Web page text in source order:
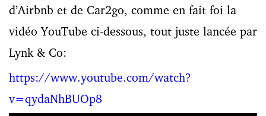
d’Airbnb et de Car2go, comme en fait foi la
vidéo YouTube ci-dessous, tout juste lancée par
Lynk & Co:
https://www.youtube.com/watch?
v=qydaNhBUOp8